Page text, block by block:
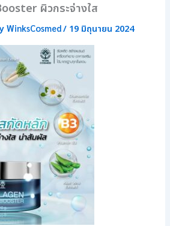
ผิวกระจ่างใส
WinksCosmed/ 19 มิถุนายน 2024